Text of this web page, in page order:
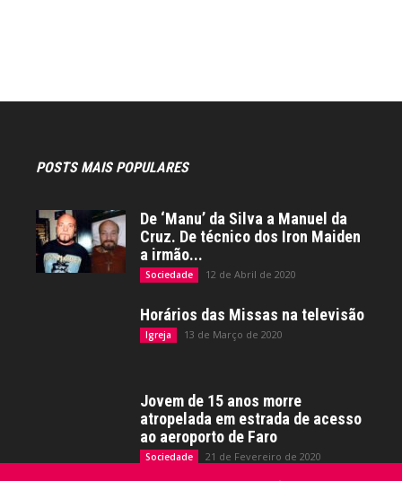
POSTS MAIS POPULARES
De ‘Manu’ da Silva a Manuel da
Cruz. De técnico dos Iron Maiden
a irmão...
Sociedade 12 de Abril de 2020
Horários das Missas na televisão
Igreja 13 de Março de 2020
Jovem de 15 anos morre
atropelada em estrada de acesso
ao aeroporto de Faro
Sociedade 21 de Fevereiro de 2020